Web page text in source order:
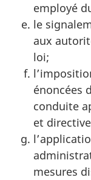
employé
le
aux
loi;
énoncées
conduite
et
mesures